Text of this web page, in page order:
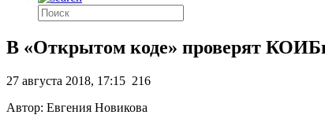
В «Открытом коде» проверят
27 августа 2018, 17:15 216
Автор: Евгения Новикова